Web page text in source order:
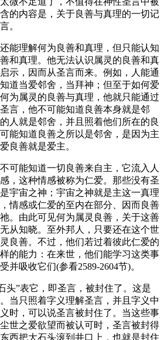
的内容是，关于良善与真理的一切记
。
能理解何为良善和真理，但只能认知
和真理。他无法认识属灵的良善和真
示，因而从圣言而来。例如，人能通
道当爱邻舍，当拜神；但至于如何爱
为属灵的良善与真理，他就只能通过
言，他不可能知道良善本身就是邻
人就是邻舍，并且照着他们所在的良
能知道良善之所以是邻舍，是因为主
良善就是爱主。
可能知道一切良善来自主，它流入人
，这种情感被称为仁爱。那些没有圣
宇宙之神；宇宙之神就是主这一真理
情感或仁爱的至内在部分、因而良善
。由此可见何为属灵良善，关于这善
从知晓。至外邦人，只要还在这个世
良善。不过，他们若过着彼此仁爱的
的能力：在来世，他们能学习这类事
并吸收它们(参看2589-2604节)。
头”表它，即圣言，被封住了。这是
当只照着字义理解圣言，并且字义中
时，可以说圣言被封住了。当这些事
世之爱欲望而被认可时，圣言被封得
西把大石头滚到井口上，也就是封住